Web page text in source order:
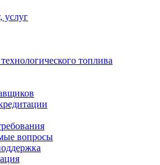
услуг
топлива
вопросы